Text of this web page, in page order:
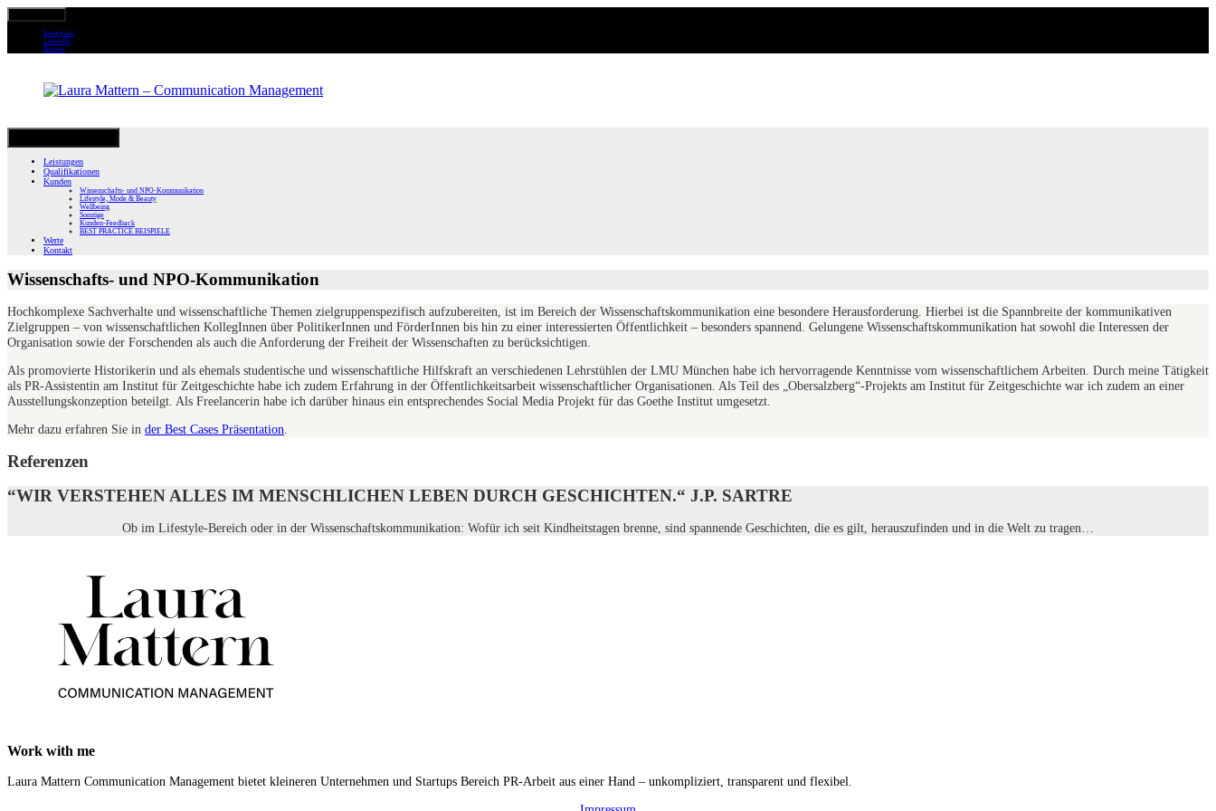
Instagram
LinkedIn
Bücher
Skip
to
contentLeistungen
Qualifikationen
Kunden
Wissenschafts- und NPO-Kommunikation
Lifestyle, Mode & Beauty
Wellbeing
Sonstige
Kunden-Feedback
BEST PRACTICE BEISPIELE
Werte
Kontakt
Wissenschafts- und NPO-Kommunikation
Hochkomplexe Sachverhalte und wissenschaftliche Themen zielgruppenspezifisch aufzubereiten, ist im Bereich der Wissenschaftskommunikation eine besondere Herausforderung. Hierbei ist die Spannbreite der kommunikativen
Zielgruppen – von wissenschaftlichen KollegInnen über PolitikerInnen und FörderInnen bis hin zu einer interessierten Öffentlichkeit – besonders spannend. Gelungene Wissenschaftskommunikation hat sowohl die Interessen der
Organisation sowie der Forschenden als auch die Anforderung der Freiheit der Wissenschaften zu berücksichtigen.
Als promovierte Historikerin und als ehemals studentische und wissenschaftliche Hilfskraft an verschiedenen Lehrstühlen der LMU München habe ich hervorragende Kenntnisse vom wissenschaftlichem Arbeiten. Durch meine Tätigkeit
als PR-Assistentin am Institut für Zeitgeschichte habe ich zudem Erfahrung in der Öffentlichkeitsarbeit wissenschaftlicher Organisationen. Als Teil des „Obersalzberg“-Projekts am Institut für Zeitgeschichte war ich zudem an einer
Ausstellungskonzeption beteilgt. Als Freelancerin habe ich darüber hinaus ein entsprechendes Social Media Projekt für das Goethe Institut umgesetzt.
Mehr dazu erfahren Sie in der Best Cases Präsentation
Referenzen
“WIR VERSTEHEN ALLES IM MENSCHLICHEN LEBEN DURCH GESCHICHTEN.“ J.P. SARTRE
Ob im Lifestyle-Bereich oder in der Wissenschaftskommunikation: Wofür ich seit Kindheitstagen brenne, sind spannende Geschichten, die es gilt, herauszufinden und in die Welt zu tragen…
Work with me
Laura Mattern Communication Management bietet kleineren Unternehmen und Startups Bereich PR-Arbeit aus einer Hand – unkompliziert, transparent und flexibel.